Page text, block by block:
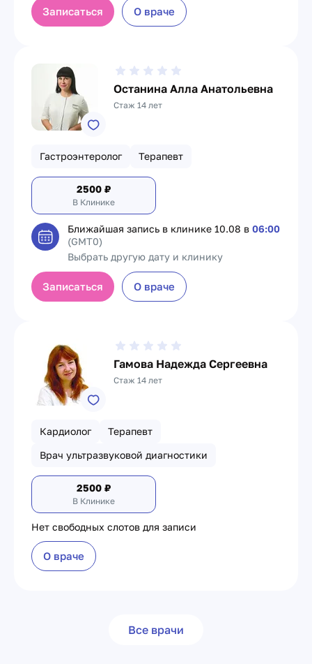
Записаться О враче
Останина Алла Анатольевна
Стаж 14 лет
Гастроэнтеролог Терапевт
2500 ₽
В Клинике
Ближайшая запись в клинике 10.08 в 06:00
(GMT0)
Выбрать другую дату и клинику
Записаться О враче
Гамова Надежда Сергеевна
Стаж 14 лет
Кардиолог
Терапевт
Врач ультразвуковой диагностики
2500 ₽
В Клинике
Нет свободных слотов для записи
О враче
Все врачи